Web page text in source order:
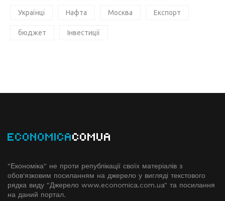
Українці Нафта Москва Експорт
бюджет Інвестиції
ECONOMICACOMUA
"Економіка" не проти републікації своїх матеріалів з
обов'язковим посиланням на джерело у вигляді текстового
рядка виду "Джерело www.economiсa.com.ua" та посилання
на даний портал.